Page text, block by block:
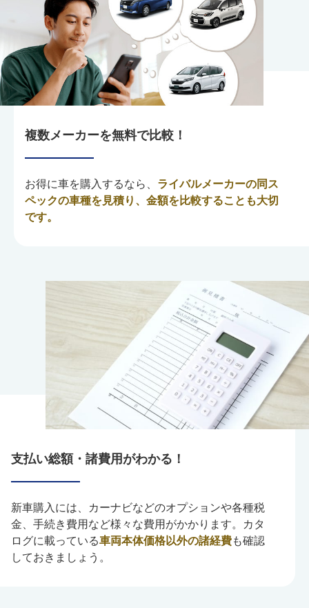
複数メーカーを無料で比較！
お得に車を購入するなら、 ライバルメーカーの同ス
ペックの車種を見積り、金額を比較することも大切
です。
支払い総額・諸費用がわかる！
新車購入には、カーナビなどのオプションや各種税
金、手続き費用など様々な費用がかかります。カタ
ログに載っている車両本体価格以外の諸経費も確認
しておきましょう。